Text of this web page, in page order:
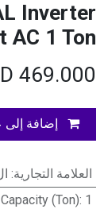
Inverter
AC 1 Ton
469.000
إضافة
العلامة التجارية:
(Ton): 1